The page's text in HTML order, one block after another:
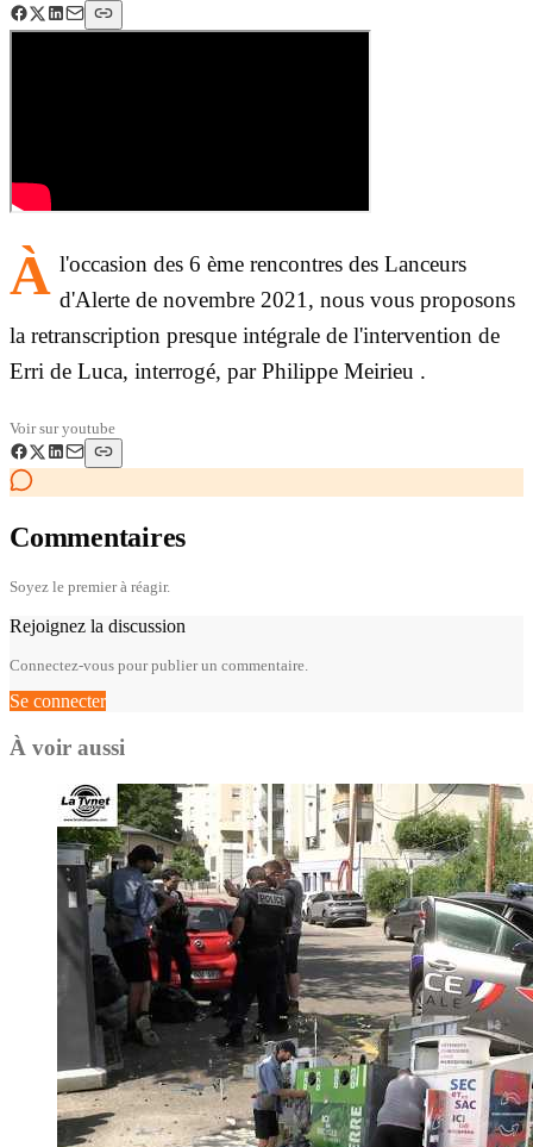
À l'occasion des 6 ème rencontres des Lanceurs
d'Alerte de novembre 2021, nous vous proposons
la retranscription presque intégrale de l'intervention de
Erri de Luca, interrogé, par Philippe Meirieu .
Voir suryoutube
Commentaires
Soyez le premier à réagir.
Rejoignez la discussion
Connectez-vous pour publier un commentaire.
Se connecter
À voir aussi